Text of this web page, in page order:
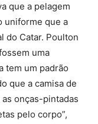
que a pelagem
uniforme que a
do Catar. Poulton
uma
tem um padrão
que a camisa de
onças-pintadas
pelo corpo”,